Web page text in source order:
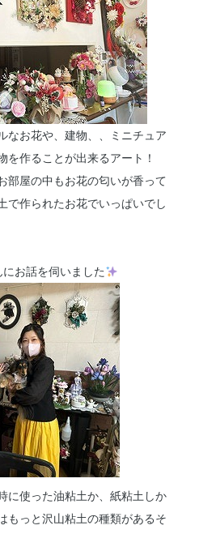
なお花や、建物、、ミニチュア
を作ることが出来るアート！
部屋の中もお花の匂いが香って
で作られたお花でいっぱいでし
お話を伺いました
に使った油粘土か、紙粘土しか
もっと沢山粘土の種類があるそ